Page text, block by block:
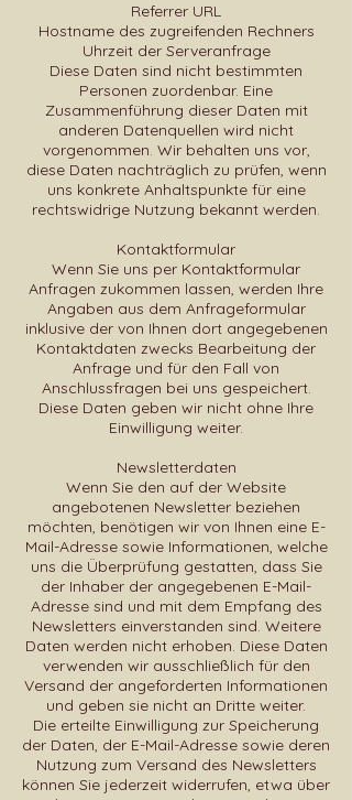
Referrer URL
Hostname des zugreifenden Rechners
Uhrzeit der Serveranfrage
Diese Daten sind nicht bestimmten
Personen zuordenbar. Eine
Zusammenführung dieser Daten mit
anderen Datenquellen wird nicht
vorgenommen. Wir behalten uns vor,
diese Daten nachträglich zu prüfen, wenn
uns konkrete Anhaltspunkte für eine
rechtswidrige Nutzung bekannt werden.
Kontaktformular
Wenn Sie uns per Kontaktformular
Anfragen zukommen lassen, werden Ihre
Angaben aus dem Anfrageformular
inklusive der von Ihnen dort angegebenen
Kontaktdaten zwecks Bearbeitung der
Anfrage und für den Fall von
Anschlussfragen bei uns gespeichert.
Diese Daten geben wir nicht ohne Ihre
Einwilligung weiter.
Newsletterdaten
Wenn Sie den auf der Website
angebotenen Newsletter beziehen
möchten, benötigen wir von Ihnen eine E-
Mail-Adresse sowie Informationen, welche
uns die Überprüfung gestatten, dass Sie
der Inhaber der angegebenen E-Mail-
Adresse sind und mit dem Empfang des
Newsletters einverstanden sind. Weitere
Daten werden nicht erhoben. Diese Daten
verwenden wir ausschließlich für den
Versand der angeforderten Informationen
und geben sie nicht an Dritte weiter.
Die erteilte Einwilligung zur Speicherung
der Daten, der E-Mail-Adresse sowie deren
Nutzung zum Versand des Newsletters
können Sie jederzeit widerrufen, etwa über